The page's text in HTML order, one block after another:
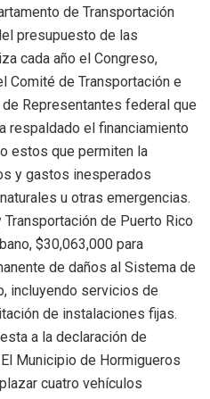
de Transportación
presupuesto de las
cada año el Congreso,
Comité de Transportación e
Representantes federal que
respaldado el financiamiento
estos que permiten la
y gastos inesperados
u otras emergencias.
de Puerto Rico
$30,063,000 para
de daños al Sistema de
incluyendo servicios de
de instalaciones fijas.
a la declaración de
Municipio de Hormigueros
cuatro vehículos